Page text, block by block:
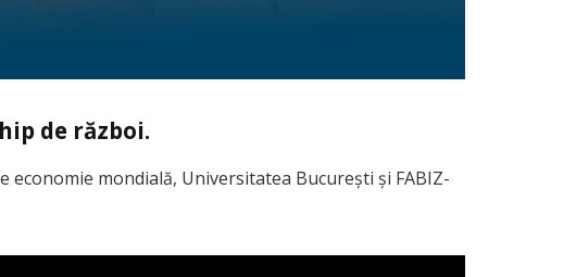
de război.
economie mondială, Universitatea București și FABIZ-